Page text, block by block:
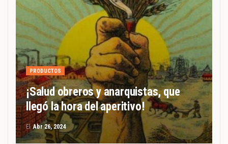
PRODUCTOS
¡Salud obreros y anarquistas, que
llegó la hora del aperitivo!
El Abr 26, 2024